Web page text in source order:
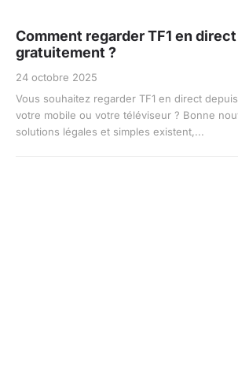
Comment regarder TF1 en
gratuitement ?
24 octobre 2025
Vous souhaitez regarder TF1 en direct
votre mobile ou votre téléviseur ? Bonne
solutions légales et simples existent,...